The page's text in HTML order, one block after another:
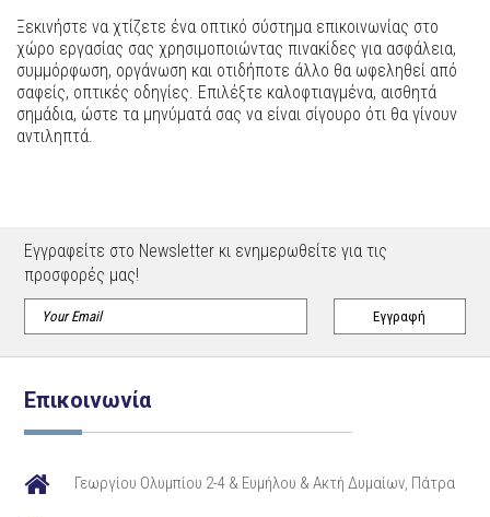
Ξεκινήστε να χτίζετε ένα οπτικό σύστημα επικοινωνίας στο
χώρο εργασίας σας χρησιμοποιώντας πινακίδες για ασφάλεια,
συμμόρφωση, οργάνωση και οτιδήποτε άλλο θα ωφεληθεί από
σαφείς, οπτικές οδηγίες. Επιλέξτε καλοφτιαγμένα, αισθητά
σημάδια, ώστε τα μηνύματά σας να είναι σίγουρο ότι θα γίνουν
αντιληπτά.
Εγγραφείτε στο Newsletter κι ενημερωθείτε για τις
προσφορές μας!
Επικοινωνία
Γεωργίου Ολυμπίου 2-4 & Ευμήλου & Ακτή Δυμαίων, Πάτρα